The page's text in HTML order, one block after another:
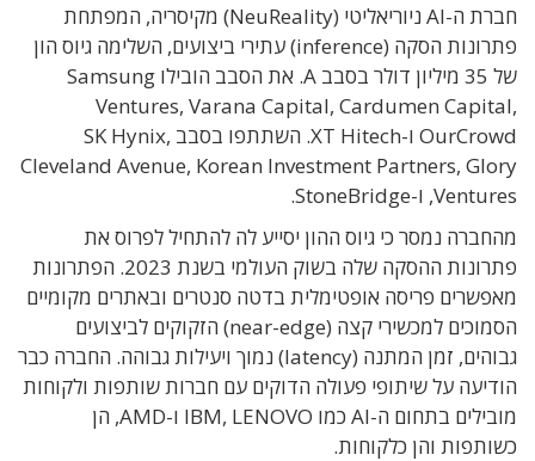
חברת ה-AI ניוריאליטי (NeuReality) מקיסריה, המפתחת
פתרונות הסקה (inference) עתירי ביצועים, השלימה גיוס הון
של 35 מיליון דולר בסבב A. את הסבב הובילו Samsung
Ventures, Varana Capital, Cardumen Capital,
OurCrowd ו-XT Hitech. השתתפו בסבב SK Hynix,
Cleveland Avenue, Korean Investment Partners, Glory
Ventures, ו-StoneBridge.
מהחברה נמסר כי גיוס ההון יסייע לה להתחיל לפרוס את
פתרונות ההסקה שלה בשוק העולמי בשנת 2023. הפתרונות
מאפשרים פריסה אופטימלית בדטה סנטרים ובאתרים מקומיים
הסמוכים למכשירי קצה (near-edge) הזקוקים לביצועים
גבוהים, זמן המתנה (latency) נמוך ויעילות גבוהה. החברה כבר
הודיעה על שיתופי פעולה הדוקים עם חברות שותפות ולקוחות
מובילים בתחום ה-AI כמו IBM, LENOVO ו-AMD, הן
כשותפות והן כלקוחות.